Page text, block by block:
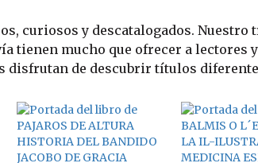
curiosos y descatalogados. Nuestro
tienen mucho que ofrecer a
disfrutan de descubrir títulos